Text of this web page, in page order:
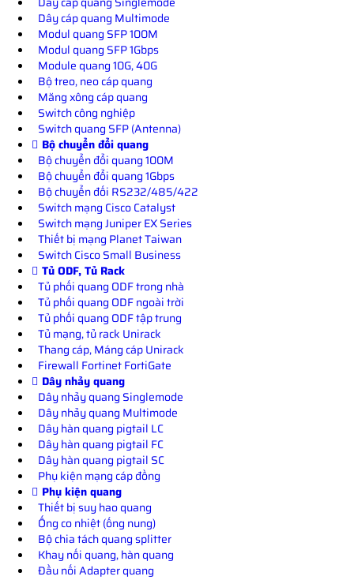
Dây cáp quang Multimode
Modul quang SFP 100M
Modul quang SFP 1Gbps
Module quang 10G, 40G
Bộ treo, neo cáp quang
Măng xông cáp quang
Switch công nghiệp
Switch quang SFP (Antenna)
Bộ chuyển đổi quang
Bộ chuyển đổi quang 100M
Bộ chuyển đổi quang 1Gbps
Bộ chuyển đối RS232/485/422
Switch mạng Cisco Catalyst
Switch mạng Juniper EX Series
Thiết bị mạng Planet Taiwan
Switch Cisco Small Business
Tủ ODF, Tủ Rack
Tủ phối quang ODF trong nhà
Tủ phối quang ODF ngoài trời
Tủ phối quang ODF tập trung
Tủ mạng, tủ rack Unirack
Thang cáp, Máng cáp Unirack
Firewall Fortinet FortiGate
Dây nhảy quang
Dây nhảy quang Singlemode
Dây nhảy quang Multimode
Dây hàn quang pigtail LC
Dây hàn quang pigtail FC
Dây hàn quang pigtail SC
Phụ kiện mạng cáp đồng
Phụ kiện quang
Thiết bị suy hao quang
Ống co nhiệt (ống nung)
Bộ chia tách quang splitter
Khay nối quang, hàn quang
Đầu nối Adapter quang